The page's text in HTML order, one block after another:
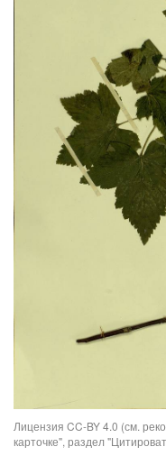
Лицензия CC-BY 4.0 (см.
карточке", раздел